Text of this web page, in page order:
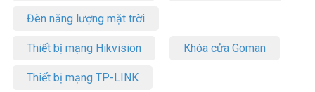
Đèn năng lượng mặt trời
Thiết bị mạng Hikvision Khóa cửa Goman
Thiết bị mạng TP-LINK